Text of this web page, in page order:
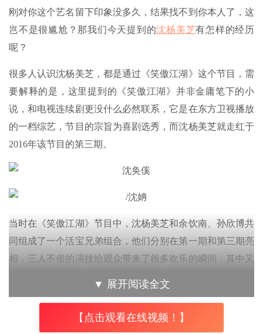
刚对你这个艺名留下印象没多久，结果找不到你本人了，这
岂不是很尴尬？那我们今天提到的沈杨美芝有怎样的经历
呢？
很多人认识沈杨美芝，都是通过《笑傲江湖》这个节目，需
要解释的是，这里提到的《笑傲江湖》并非金庸笔下的小
说，和电视连续剧更没什么必然联系，它是在东方卫视播放
的一档综艺，节目的宗旨为喜剧选秀，而沈杨美芝就走红于
2016年该节目的第三期。
当时在《笑傲江湖》节目中，沈杨美芝和余饮南、孙欣博共
同组成了一个活宝兄弟组合，他们分别在第一期和第三期亮
相，三人不俗的演技给观众带来了很多欢乐的瞬间，其中又
年的她是一位毕业于上海师范大学谢晋影视艺术学院的高材
生，通常艺术学院走出的姑娘都称得上是小仙女，沈杨美芝
▼ 展开阅读全文
【点击观看在线视频！】